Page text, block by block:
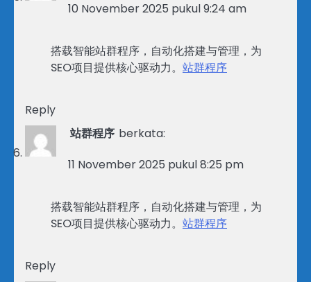
10 November 2025 pukul 9:24 am
搭载智能站群程序，自动化搭建与管理，为
SEO项目提供核心驱动力。 站群程序
Reply
站群程序 berkata:
11 November 2025 pukul 8:25 pm
搭载智能站群程序，自动化搭建与管理，为
SEO项目提供核心驱动力。 站群程序
Reply